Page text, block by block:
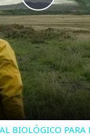
P
l
a
y
BIOLÓGICO